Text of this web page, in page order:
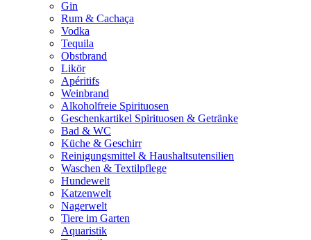
Gin
Rum & Cachaça
Vodka
Tequila
Obstbrand
Likör
Apéritifs
Weinbrand
Alkoholfreie Spirituosen
Geschenkartikel Spirituosen & Getränke
Bad & WC
Küche & Geschirr
Reinigungsmittel & Haushaltsutensilien
Waschen & Textilpflege
Hundewelt
Katzenwelt
Nagerwelt
Tiere im Garten
Aquaristik